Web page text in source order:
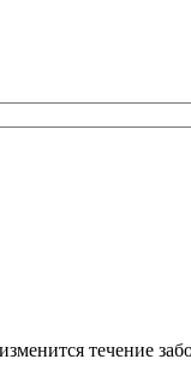
течение